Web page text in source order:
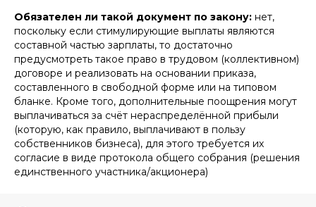
Обязателен ли такой документ по закону: нет,
поскольку если стимулирующие выплаты являются
составной частью зарплаты, то достаточно
предусмотреть такое право в трудовом (коллективном)
договоре и реализовать на основании приказа,
составленного в свободной форме или на типовом
бланке. Кроме того, дополнительные поощрения могут
выплачиваться за счёт нераспределённой прибыли
(которую, как правило, выплачивают в пользу
собственников бизнеса), для этого требуется их
согласие в виде протокола общего собрания (решения
единственного участника/акционера)